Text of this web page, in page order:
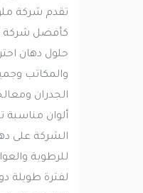
تقدم شركة ملوك
كأفضل شركة
حلول دهان
والمكاتب وجميع
الجدران ومعالجة
ألوان مناسبة
الشركة على
للرطوبة
لفترة طويلة دون